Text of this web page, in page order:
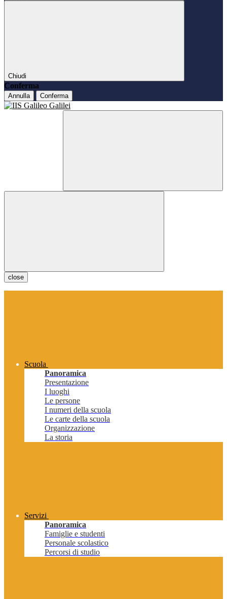
Chiudi
Conferma
Annulla Conferma
close
Scuola
Panoramica
Presentazione
I luoghi
Le persone
I numeri della scuola
Le carte della scuola
Organizzazione
La storia
Servizi
Panoramica
Famiglie e studenti
Personale scolastico
Percorsi di studio